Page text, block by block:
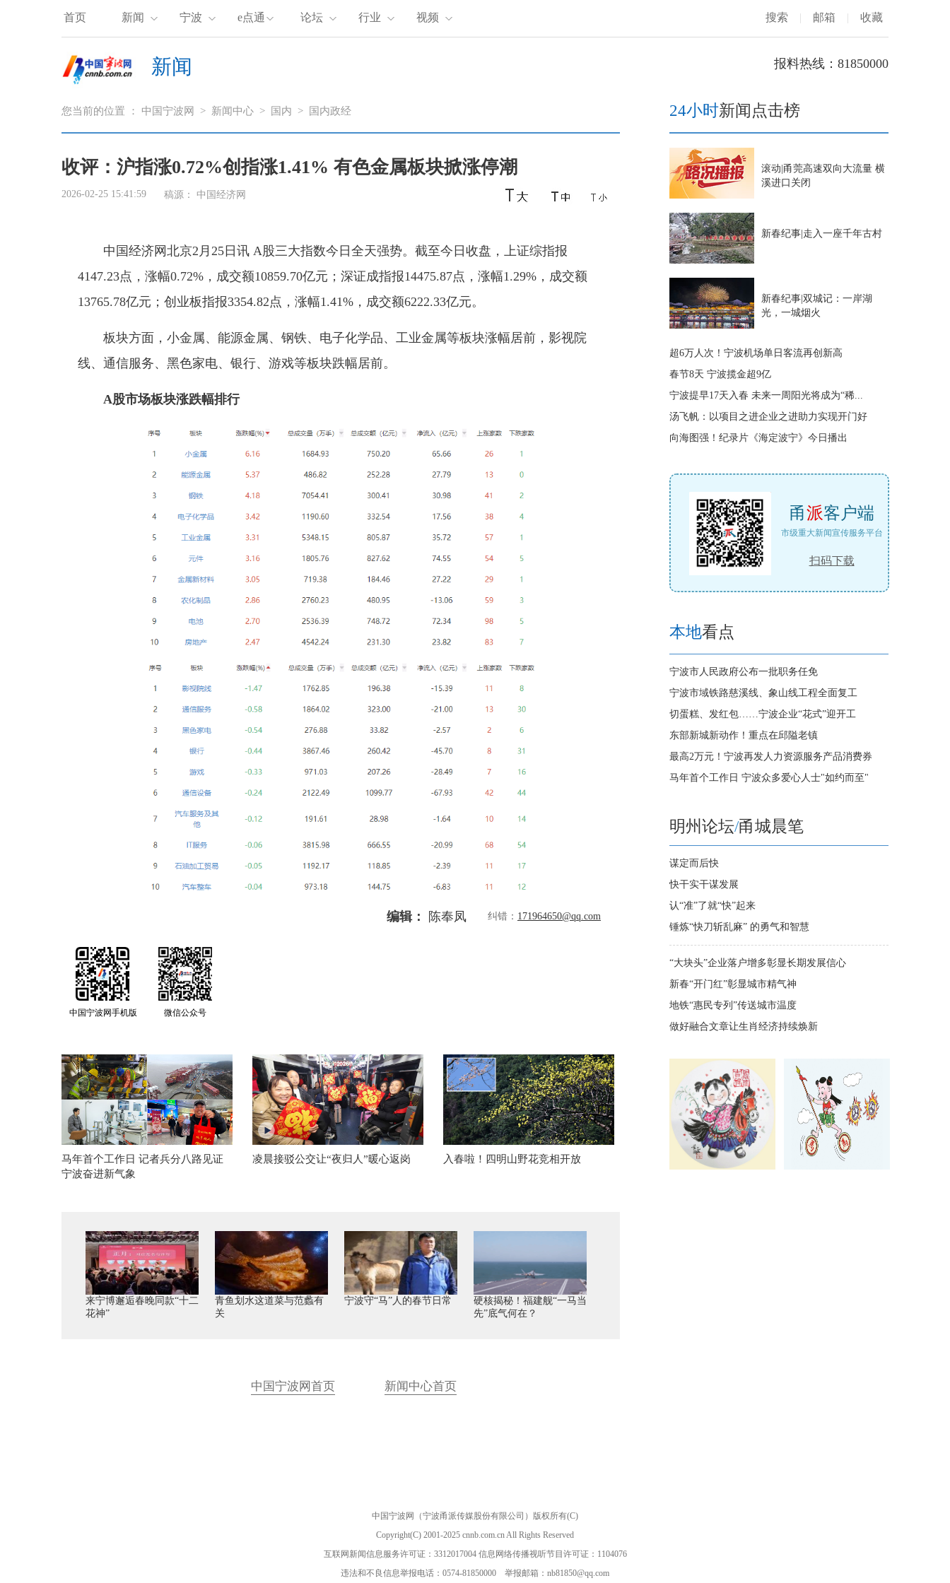
首页 新闻 宁波 e点通 论坛 行业 视频 搜索 | 邮箱 | 收藏
新闻 报料热线：81850000
您当前的位置 ： 中国宁波网 > 新闻中心 > 国内 > 国内政经
收评：沪指涨0.72%创指涨1.41% 有色金属板块掀涨停潮
2026-02-25 15:41:59 稿源： 中国经济网
中国经济网北京2月25日讯 A股三大指数今日全天强势。截至今日收盘，上证综指报
4147.23点，涨幅0.72%，成交额10859.70亿元；深证成指报14475.87点，涨幅1.29%，成交额
13765.78亿元；创业板指报3354.82点，涨幅1.41%，成交额6222.33亿元。
板块方面，小金属、能源金属、钢铁、电子化学品、工业金属等板块涨幅居前，影视院
线、通信服务、黑色家电、银行、游戏等板块跌幅居前。
A股市场板块涨跌幅排行
编辑： 陈奉凤 纠错： 171964650@qq.com
中国宁波网手机版 微信公众号
马年首个工作日 记者兵分八路见证
宁波奋进新气象
凌晨接驳公交让“夜归人”暖心返岗 入春啦！四明山野花竞相开放
来宁博邂逅春晚同款“十二
花神”
青鱼划水这道菜与范蠡有
关
宁波守“马”人的春节日常
硬核揭秘！福建舰“一马当
先”底气何在？
中国宁波网首页 新闻中心首页
24小时新闻点击榜
滚动|甬莞高速双向大流量 横
溪进口关闭
新春纪事|走入一座千年古村
新春纪事|双城记：一岸湖
光，一城烟火
超6万人次！宁波机场单日客流再创新高
春节8天 宁波揽金超9亿
宁波提早17天入春 未来一周阳光将成为“稀...
汤飞帆：以项目之进企业之进助力实现开门好
向海图强！纪录片《海定波宁》今日播出
甬派客户端
市级重大新闻宣传服务平台
扫码下载
本地看点
宁波市人民政府公布一批职务任免
宁波市域铁路慈溪线、象山线工程全面复工
切蛋糕、发红包……宁波企业“花式”迎开工
东部新城新动作！重点在邱隘老镇
最高2万元！宁波再发人力资源服务产品消费券
马年首个工作日 宁波众多爱心人士"如约而至"
明州论坛/甬城晨笔
谋定而后快
快干实干谋发展
认“准”了就“快”起来
锤炼“快刀斩乱麻” 的勇气和智慧
“大块头”企业落户增多彰显长期发展信心
新春“开门红”彰显城市精气神
地铁“惠民专列”传送城市温度
做好融合文章让生肖经济持续焕新
中国宁波网（宁波甬派传媒股份有限公司）版权所有(C)
Copyright(C) 2001-2025 cnnb.com.cn All Rights Reserved
互联网新闻信息服务许可证：3312017004 信息网络传播视听节目许可证：1104076
违法和不良信息举报电话：0574-81850000 举报邮箱：nb81850@qq.com